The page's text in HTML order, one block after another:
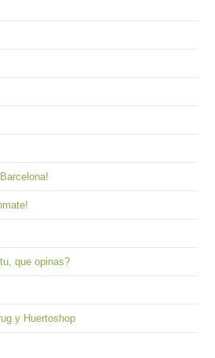
que opinas?
y Huertoshop